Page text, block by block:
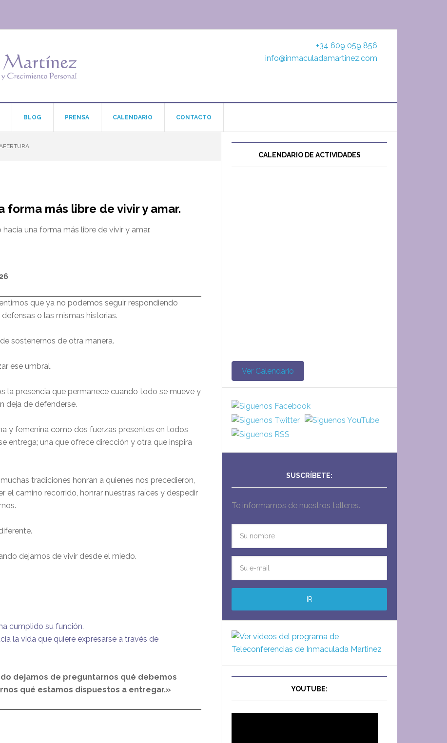
+34 609 059 856
info@inmaculadamartinez.com
BLOG PRENSA CALENDARIO CONTACTO
forma más libre de vivir y amar.
que ya no podemos seguir respondiendo
o las mismas historias.
sostenernos de otra manera.
ese umbral.
la presencia que permanece cuando todo se mueve y
deja de defenderse.
y femenina como dos fuerzas presentes en todos
entrega; una que ofrece dirección y otra que inspira
tradiciones honran a quienes nos precedieron,
el camino recorrido, honrar nuestras raíces y despedir
dejamos de vivir desde el miedo.
cumplido su función.
la vida que quiere expresarse a través de
dejamos de preguntarnos qué debemos
qué estamos dispuestos a entregar.»
CALENDARIO DE ACTIVIDADES
Ver Calendario
SUSCRÍBETE:
Te informamos de nuestros talleres.
YOUTUBE: